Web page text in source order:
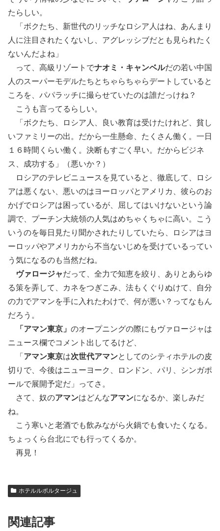
たらしい。
「ボクたち、新世代のリッチなロシア人はね、あんまり
人に注目されたくないし、アグレッシブだとも見られたく
ないんだよね」
って、高級リゾートでナオミ・キャンベルだの若い中国
人のスーパーモデルたちとちゃらちゃらデートしていると
ころを、パパラッチに撮らせていたのは誰だっけね？
こうも言ってるらしい。
「ボクたち、ロシア人、良い教育は受けたけれど、貧し
いファミリーの出。だから一生懸命、たくさん働く。一日
１６時間くらい働く。決断もすごく早い。だからビジネ
ス、成功する」（悪いか？）
ロシアのテレビニュースを見ていると、徹底して、ロシ
アは悪くない、悪いのはヨーロッパとアメリカ、彼らのお
かげでロシアは困っているが、屈してはいけないという論
調で、プーチン大統領の人気はめちゃくちゃに高い。こう
いうのを毎日見たり聞かされたりしていたら、ロシアはヨ
ーロッパやアメリカから不当ないじめを受けているってい
う気になるのも当然だね。
ヴァロージャだって、全力で知恵を絞り、ありとあらゆ
る策を弄して、カネをつぎこみ、法もくぐりぬけて、自分
の力でアマンを手に入れたわけで、何が悪い？ってなもん
だろう。
「アマン東京」 のオープニングの際にもヴァロージャは
ニュース欄でコメント出してるけど、
「 アマン東京は次世代アマンとしてのシティホテルの皮
切りで、今後はニューヨーク、ロンドン、パリ、シンガポ
ールで展開予定だ」ってさ。
さて、奴のアマンはどんなアマンになるか、楽しみだ
ね。
こう寒いと老酒でも飲みながら火鍋でも食いたくなる。
ちょっくら台北にでも行ってくるか。
再見！
ホテルルポルタージュ
関連記事